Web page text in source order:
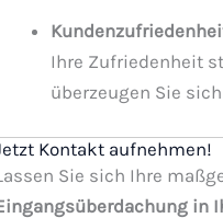
Ihre Zufriedenheit
überzeugen Sie
Kontakt aufnehmen!
Sie sich Ihre
in